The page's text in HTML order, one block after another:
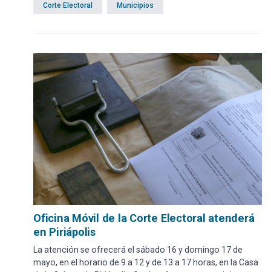
Corte Electoral Municipios
Oficina Móvil de la Corte Electoral atenderá
en Piriápolis
La atención se ofrecerá el sábado 16 y domingo 17 de
mayo, en el horario de 9 a 12 y de 13 a 17 horas, en la Casa